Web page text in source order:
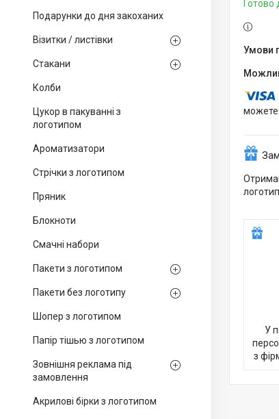
Подарунки до дня закоханих
Візитки / листівки
Стакани
Колби
Цукор в пакуванні з
логотипом
Ароматизатори
Стрічки з логотипом
Пряник
Блокноти
Смачні набори
Пакети з логотипом
Пакети без логотипу
Шопер з логотипом
Папір тішью з логотипом
Зовнішня реклама під
замовлення
Акрилові бірки з логотипом
Готово
можете
У
з